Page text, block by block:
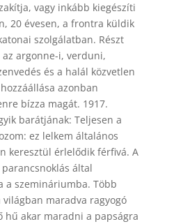
vagy inkább kiegészíti
20 évesen, a frontra küldik
szolgálatban. Részt
az argonne-i, verduni,
és a halál közvetlen
azonban
bízza magát. 1917.
barátjának: Teljesen a
ez lelkem általános
keresztül érlelődik férfivá. A
által
a szemináriumba. Több
maradva ragyogó
hű akar maradni a papságra